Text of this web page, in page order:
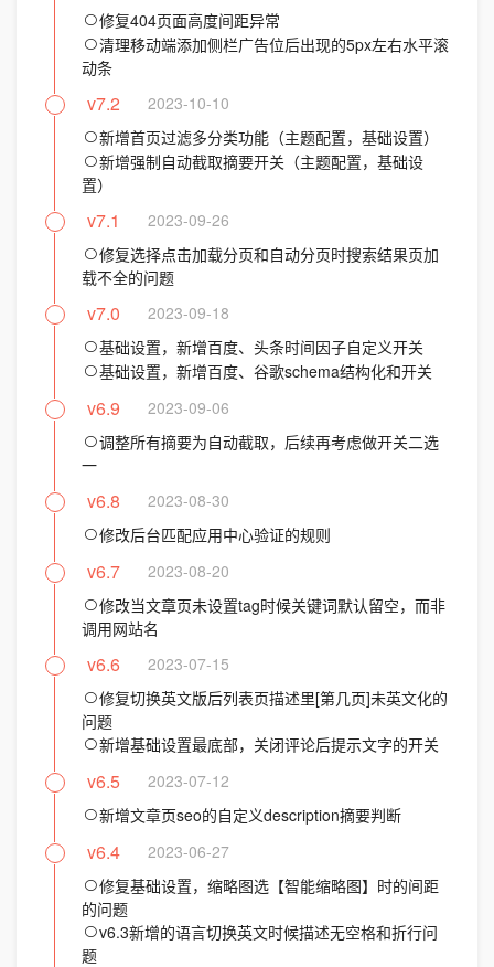
修复404页面高度间距异常
清理移动端添加侧栏广告位后出现的5px左右水平滚
动条
2023-10-10
新增首页过滤多分类功能（主题配置，基础设置）
新增强制自动截取摘要开关（主题配置，基础设
置）
v7.2
2023-09-26
修复选择点击加载分页和自动分页时搜索结果页加
载不全的问题
v7.1
2023-09-18
基础设置，新增百度、头条时间因子自定义开关
基础设置，新增百度、谷歌schema结构化和开关
v7.0
2023-09-06
调整所有摘要为自动截取，后续再考虑做开关二选
一
v6.9
2023-08-30
修改后台匹配应用中心验证的规则
v6.8
2023-08-20
修改当文章页未设置tag时候关键词默认留空，而非
调用网站名
v6.7
2023-07-15
修复切换英文版后列表页描述里[第几页]未英文化的
问题
新增基础设置最底部，关闭评论后提示文字的开关
v6.6
2023-07-12
新增文章页seo的自定义description摘要判断
v6.5
2023-06-27
修复基础设置，缩略图选【智能缩略图】时的间距
的问题
v6.3新增的语言切换英文时候描述无空格和折行问
题
v6.4